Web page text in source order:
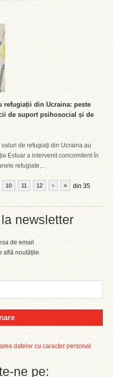
newsletter
de email
află noutățile.
datelor cu caracter personal
ne pe:
refugiații din Ucraina: peste
de suport psihosocial și de
de refugiați din Ucraina au
Estuar a intervenit concomitent în
refugiate,...
10 11 12 din 35
› »